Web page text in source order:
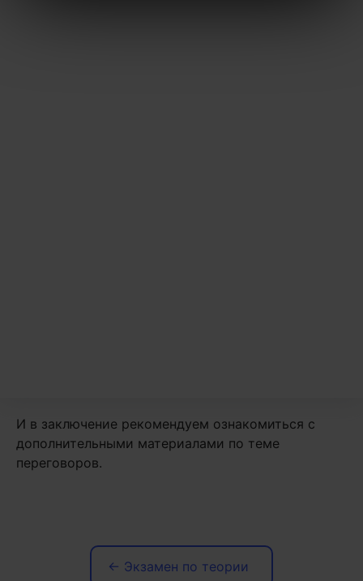
И в заключение рекомендуем ознакомиться с
дополнительными материалами по теме
переговоров.
← Экзамен по теории